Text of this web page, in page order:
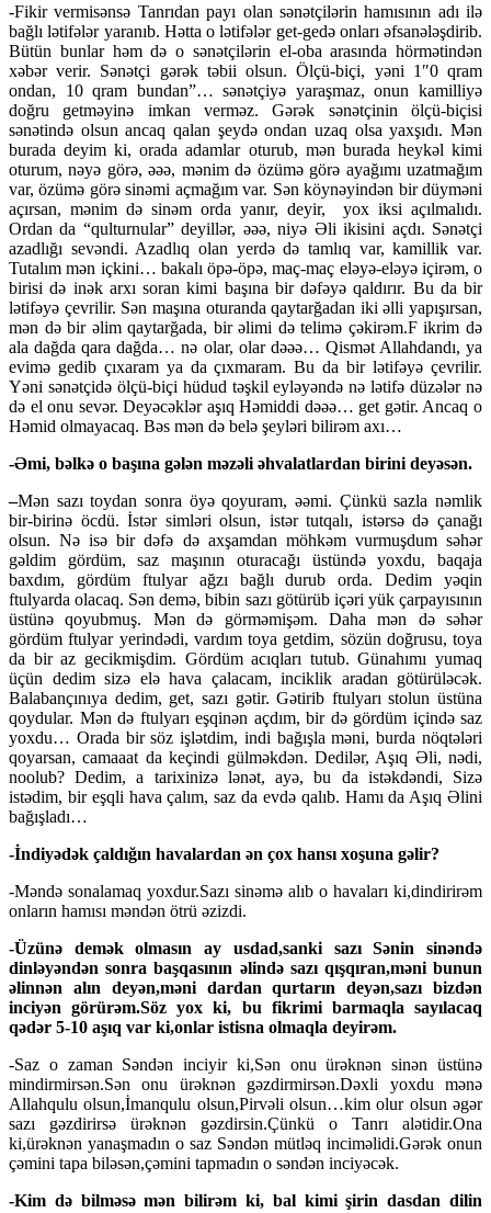
-Fikir vermisənsə Tanrıdan payı olan sənətçilərin hamısının adı ilə
bağlı lətifələr yaranıb. Hətta o lətifələr get-gedə onları əfsanələşdirib.
Bütün bunlar həm də o sənətçilərin el-oba arasında hörmətindən
xəbər verir. Sənətçi gərək təbii olsun. Ölçü-biçi, yəni 1″0 qram
ondan, 10 qram bundan”… sənətçiyə yaraşmaz, onun kamilliyə
doğru getməyinə imkan verməz. Gərək sənətçinin ölçü-biçisi
sənətində olsun ancaq qalan şeydə ondan uzaq olsa yaxşıdı. Mən
burada deyim ki, orada adamlar oturub, mən burada heykəl kimi
oturum, nəyə görə, əəə, mənim də özümə görə ayağımı uzatmağım
var, özümə görə sinəmi açmağım var. Sən köynəyindən bir düyməni
açırsan, mənim də sinəm orda yanır, deyir, yox iksi açılmalıdı.
Ordan da “qulturnular” deyillər, əəə, niyə Əli ikisini açdı. Sənətçi
azadlığı sevəndi. Azadlıq olan yerdə də tamlıq var, kamillik var.
Tutalım mən içkini… bakalı öpə-öpə, maç-maç eləyə-eləyə içirəm, o
birisi də inək arxı soran kimi başına bir dəfəyə qaldırır. Bu da bir
lətifəyə çevrilir. Sən maşına oturanda qaytarğadan iki əlli yapışırsan,
mən də bir əlim qaytarğada, bir əlimi də telimə çəkirəm.F ikrim də
ala dağda qara dağda… nə olar, olar dəəə… Qismət Allahdandı, ya
evimə gedib çıxaram ya da çıxmaram. Bu da bir lətifəyə çevrilir.
Yəni sənətçidə ölçü-biçi hüdud təşkil eyləyəndə nə lətifə düzələr nə
də el onu sevər. Deyəcəklər aşıq Həmiddi dəəə… get gətir. Ancaq o
Həmid olmayacaq. Bəs mən də belə şeyləri bilirəm axı…
-Əmi, bəlkə o başına gələn məzəli əhvalatlardan birini deyəsən.
–Mən sazı toydan sonra öyə qoyuram, əəmi. Çünkü sazla nəmlik
bir-birinə öcdü. İstər simləri olsun, istər tutqalı, istərsə də çanağı
olsun. Nə isə bir dəfə də axşamdan möhkəm vurmuşdum səhər
gəldim gördüm, saz maşının oturacağı üstündə yoxdu, baqaja
baxdım, gördüm ftulyar ağzı bağlı durub orda. Dedim yəqin
ftulyarda olacaq. Sən demə, bibin sazı götürüb içəri yük çarpayısının
üstünə qoyubmuş. Mən də görməmişəm. Daha mən də səhər
gördüm ftulyar yerindədi, vardım toya getdim, sözün doğrusu, toya
da bir az gecikmişdim. Gördüm acıqları tutub. Günahımı yumaq
üçün dedim sizə elə hava çalacam, inciklik aradan götürüləcək.
Balabançınıya dedim, get, sazı gətir. Gətirib ftulyarı stolun üstüna
qoydular. Mən də ftulyarı eşqinən açdım, bir də gördüm içində saz
yoxdu… Orada bir söz işlətdim, indi bağışla məni, burda nöqtələri
qoyarsan, camaaat da keçindi gülməkdən. Dedilər, Aşıq Əli, nədi,
noolub? Dedim, a tarixinizə lənət, ayə, bu da istəkdəndi, Sizə
istədim, bir eşqli hava çalım, saz da evdə qalıb. Hamı da Aşıq Əlini
bağışladı…
-İndiyədək çaldığın havalardan ən çox hansı xoşuna gəlir?
-Məndə sonalamaq yoxdur.Sazı sinəmə alıb o havaları ki,dindirirəm
onların hamısı məndən ötrü əzizdi.
-Üzünə demək olmasın ay usdad,sanki sazı Sənin sinəndə
dinləyəndən sonra başqasının əlində sazı qışqıran,məni bunun
əlinnən alın deyən,məni dardan qurtarın deyən,sazı bizdən
inciyən görürəm.Söz yox ki, bu fikrimi barmaqla sayılacaq
qədər 5-10 aşıq var ki,onlar istisna olmaqla deyirəm.
-Saz o zaman Səndən inciyir ki,Sən onu ürəknən sinən üstünə
mindirmirsən.Sən onu ürəknən gəzdirmirsən.Dəxli yoxdu mənə
Allahqulu olsun,İmanqulu olsun,Pirvəli olsun…kim olur olsun əgər
sazı gəzdirirsə ürəknən gəzdirsin.Çünkü o Tanrı alətidir.Ona
ki,ürəknən yanaşmadın o saz Səndən mütləq inciməlidi.Gərək onun
çəmini tapa biləsən,çəmini tapmadın o səndən inciyəcək.
-Kim də bilməsə mən bilirəm ki, bal kimi şirin dasdan dilin